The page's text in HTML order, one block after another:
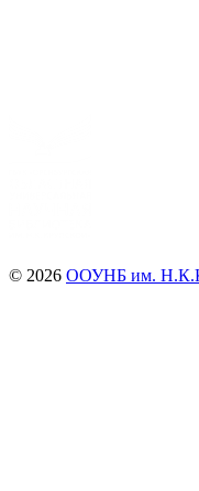
© 2026 ООУНБ им.